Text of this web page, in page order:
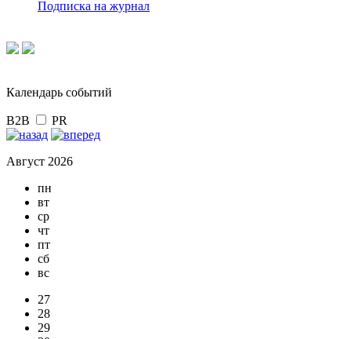
Подписка на журнал
Календарь событий
B2B PR
Август 2026
пн
вт
ср
чт
пт
сб
вс
27
28
29